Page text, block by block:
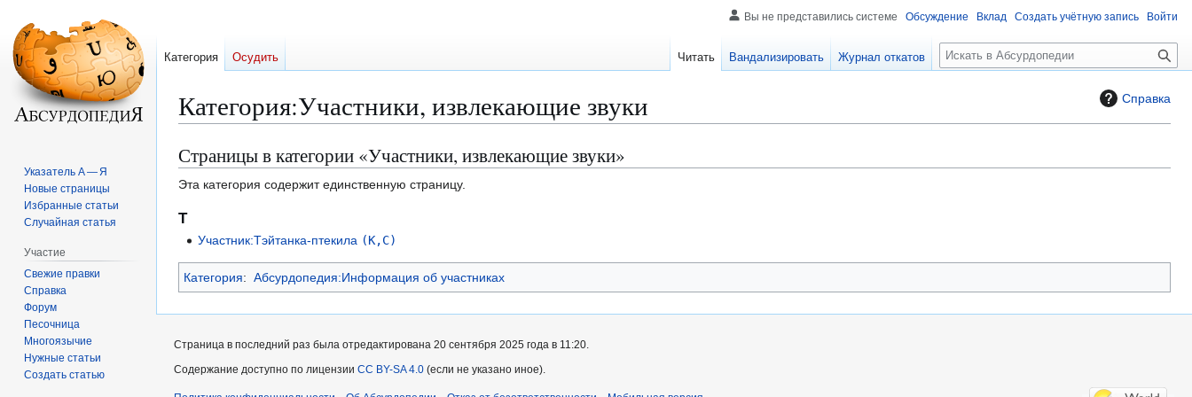
Справка
Категория:Участники, извлекающие звуки
Перейти
к
навигации
Перейти
к
поиску
Страницы в категории «Участники, извлекающие звуки»
Эта категория содержит единственную страницу.
Т
Участник:Тэйтанка-птекила (К,С)
Категория: Абсурдопедия:Информация об участниках
Вы не представились системе Обсуждение Вклад Создать учётную запись Войти
Категория Осудить Читать Вандализировать Журнал откатов
П
о
к
Указатель А — Я
Новые страницы
Избранные статьи
Случайная статья
Участие
Свежие правки
Справка
Форум
Песочница
Многоязычие
Нужные статьи
Создать статью
Страница в последний раз была отредактирована 20 сентября 2025 года в 11:20.
Содержание доступно по лицензии CC BY-SA 4.0 (если не указано иное).